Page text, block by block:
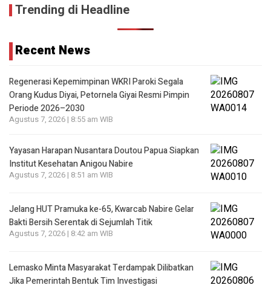
Trending di Headline
Recent News
Regenerasi Kepemimpinan WKRI Paroki Segala
Orang Kudus Diyai, Petornela Giyai Resmi Pimpin
Periode 2026–2030
Agustus 7, 2026 | 8:55 am WIB
Yayasan Harapan Nusantara Doutou Papua Siapkan
Institut Kesehatan Anigou Nabire
Agustus 7, 2026 | 8:51 am WIB
Jelang HUT Pramuka ke-65, Kwarcab Nabire Gelar
Bakti Bersih Serentak di Sejumlah Titik
Agustus 7, 2026 | 8:42 am WIB
Lemasko Minta Masyarakat Terdampak Dilibatkan
Jika Pemerintah Bentuk Tim Investigasi